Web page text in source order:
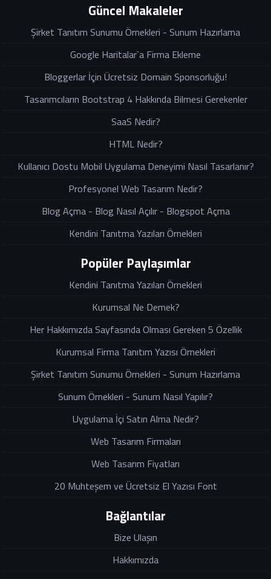
Güncel Makaleler
Şirket Tanıtım Sunumu Örnekleri - Sunum Hazırlama
Google Haritalar`a Firma Ekleme
Bloggerlar İçin Ücretsiz Domain Sponsorluğu!
Tasarımcıların Bootstrap 4 Hakkında Bilmesi Gerekenler
SaaS Nedir?
HTML Nedir?
Kullanıcı Dostu Mobil Uygulama Deneyimi Nasıl Tasarlanır?
Profesyonel Web Tasarım Nedir?
Blog Açma - Blog Nasıl Açılır - Blogspot Açma
Kendini Tanıtma Yazıları Örnekleri
Popüler Paylaşımlar
Kendini Tanıtma Yazıları Örnekleri
Kurumsal Ne Demek?
Her Hakkımızda Sayfasında Olması Gereken 5 Özellik
Kurumsal Firma Tanıtım Yazısı Örnekleri
Şirket Tanıtım Sunumu Örnekleri - Sunum Hazırlama
Sunum Örnekleri - Sunum Nasıl Yapılır?
Uygulama İçi Satın Alma Nedir?
Web Tasarım Firmaları
Web Tasarım Fiyatları
20 Muhteşem ve Ücretsiz El Yazısı Font
Bağlantılar
Bize Ulaşın
Hakkımızda